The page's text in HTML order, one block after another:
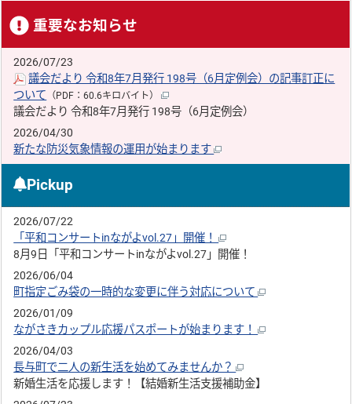
重要なお知らせ
2026/07/23
議会だより 令和8年7月発行 198号（6月定例会）の記事訂正に
ついて （PDF：60.6キロバイト）
議会だより 令和8年7月発行 198号（6月定例会）
2026/04/30
新たな防災気象情報の運用が始まります
Pickup
2026/07/22
「平和コンサートinながよvol.27」開催！
8月9日「平和コンサートinながよvol.27」開催！
2026/06/04
町指定ごみ袋の一時的な変更に伴う対応について
2026/01/09
ながさきカップル応援パスポートが始まります！
2026/04/03
長与町で二人の新生活を始めてみませんか？
新婚生活を応援します！【結婚新生活支援補助金】